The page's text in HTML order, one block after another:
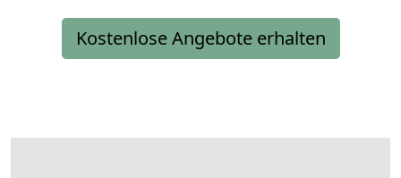
Kostenlose Angebote erhalten